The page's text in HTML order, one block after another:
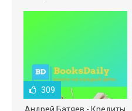
309